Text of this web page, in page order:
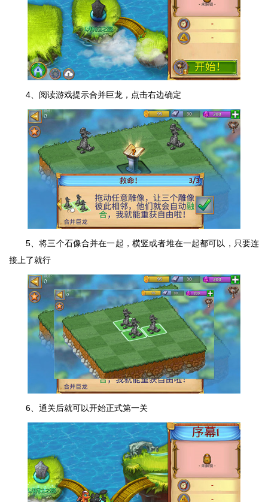
4、阅读游戏提示合并巨龙，点击右边确定
5、将三个石像合并在一起，横竖或者堆在一起都可以，只要连
接上了就行
6、通关后就可以开始正式第一关